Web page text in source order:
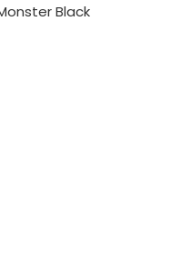
Black